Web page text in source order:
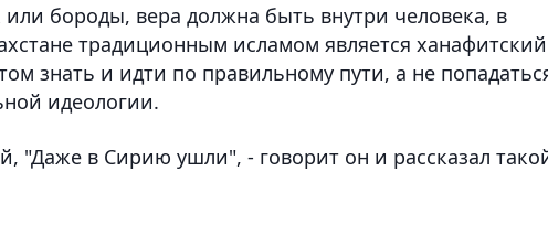
бороды, вера должна быть внутри человека, в
традиционным исламом является ханафитский
знать и идти по правильному пути, а не
идеологии.
"Даже в Сирию ушли", - говорит он и рассказал